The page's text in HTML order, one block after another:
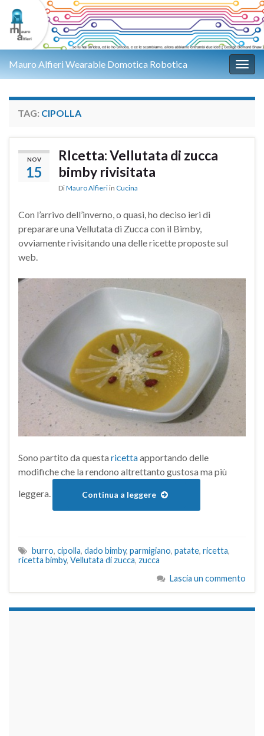
Mauro Alfieri Wearable Domotica Robotica
TAG: CIPOLLA
NOV
15
RIcetta: Vellutata di zucca
bimby rivisitata
DiMauro Alfieri in Cucina
Con l’arrivo dell’inverno, o quasi, ho deciso ieri di
preparare una Vellutata di Zucca con il Bimby,
ovviamente rivisitando una delle ricette proposte sul
web.
Sono partito da questa ricettaapportando delle
modifiche che la rendono altrettanto gustosa ma più
leggera.
Continua a leggere
burro, cipolla, dado bimby, parmigiano, patate, ricetta,
ricetta bimby, Vellutata di zucca, zucca
Lascia un commento